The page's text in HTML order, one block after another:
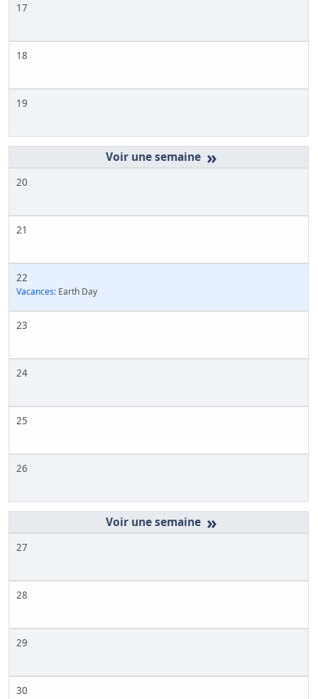
17
18
19
»
20
21
22
Vacances: Earth Day
23
24
25
26
»
27
28
29
30